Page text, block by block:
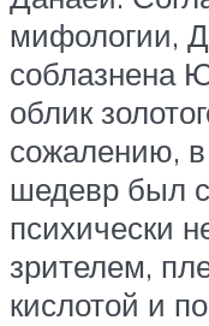
мифологии,
соблазнена
облик
сожалению, в
шедевр был
психически
зрителем,
кислотой и